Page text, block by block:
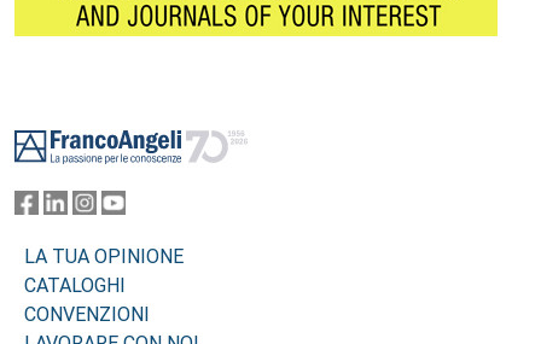
LA TUA OPINIONE
CATALOGHI
CONVENZIONI